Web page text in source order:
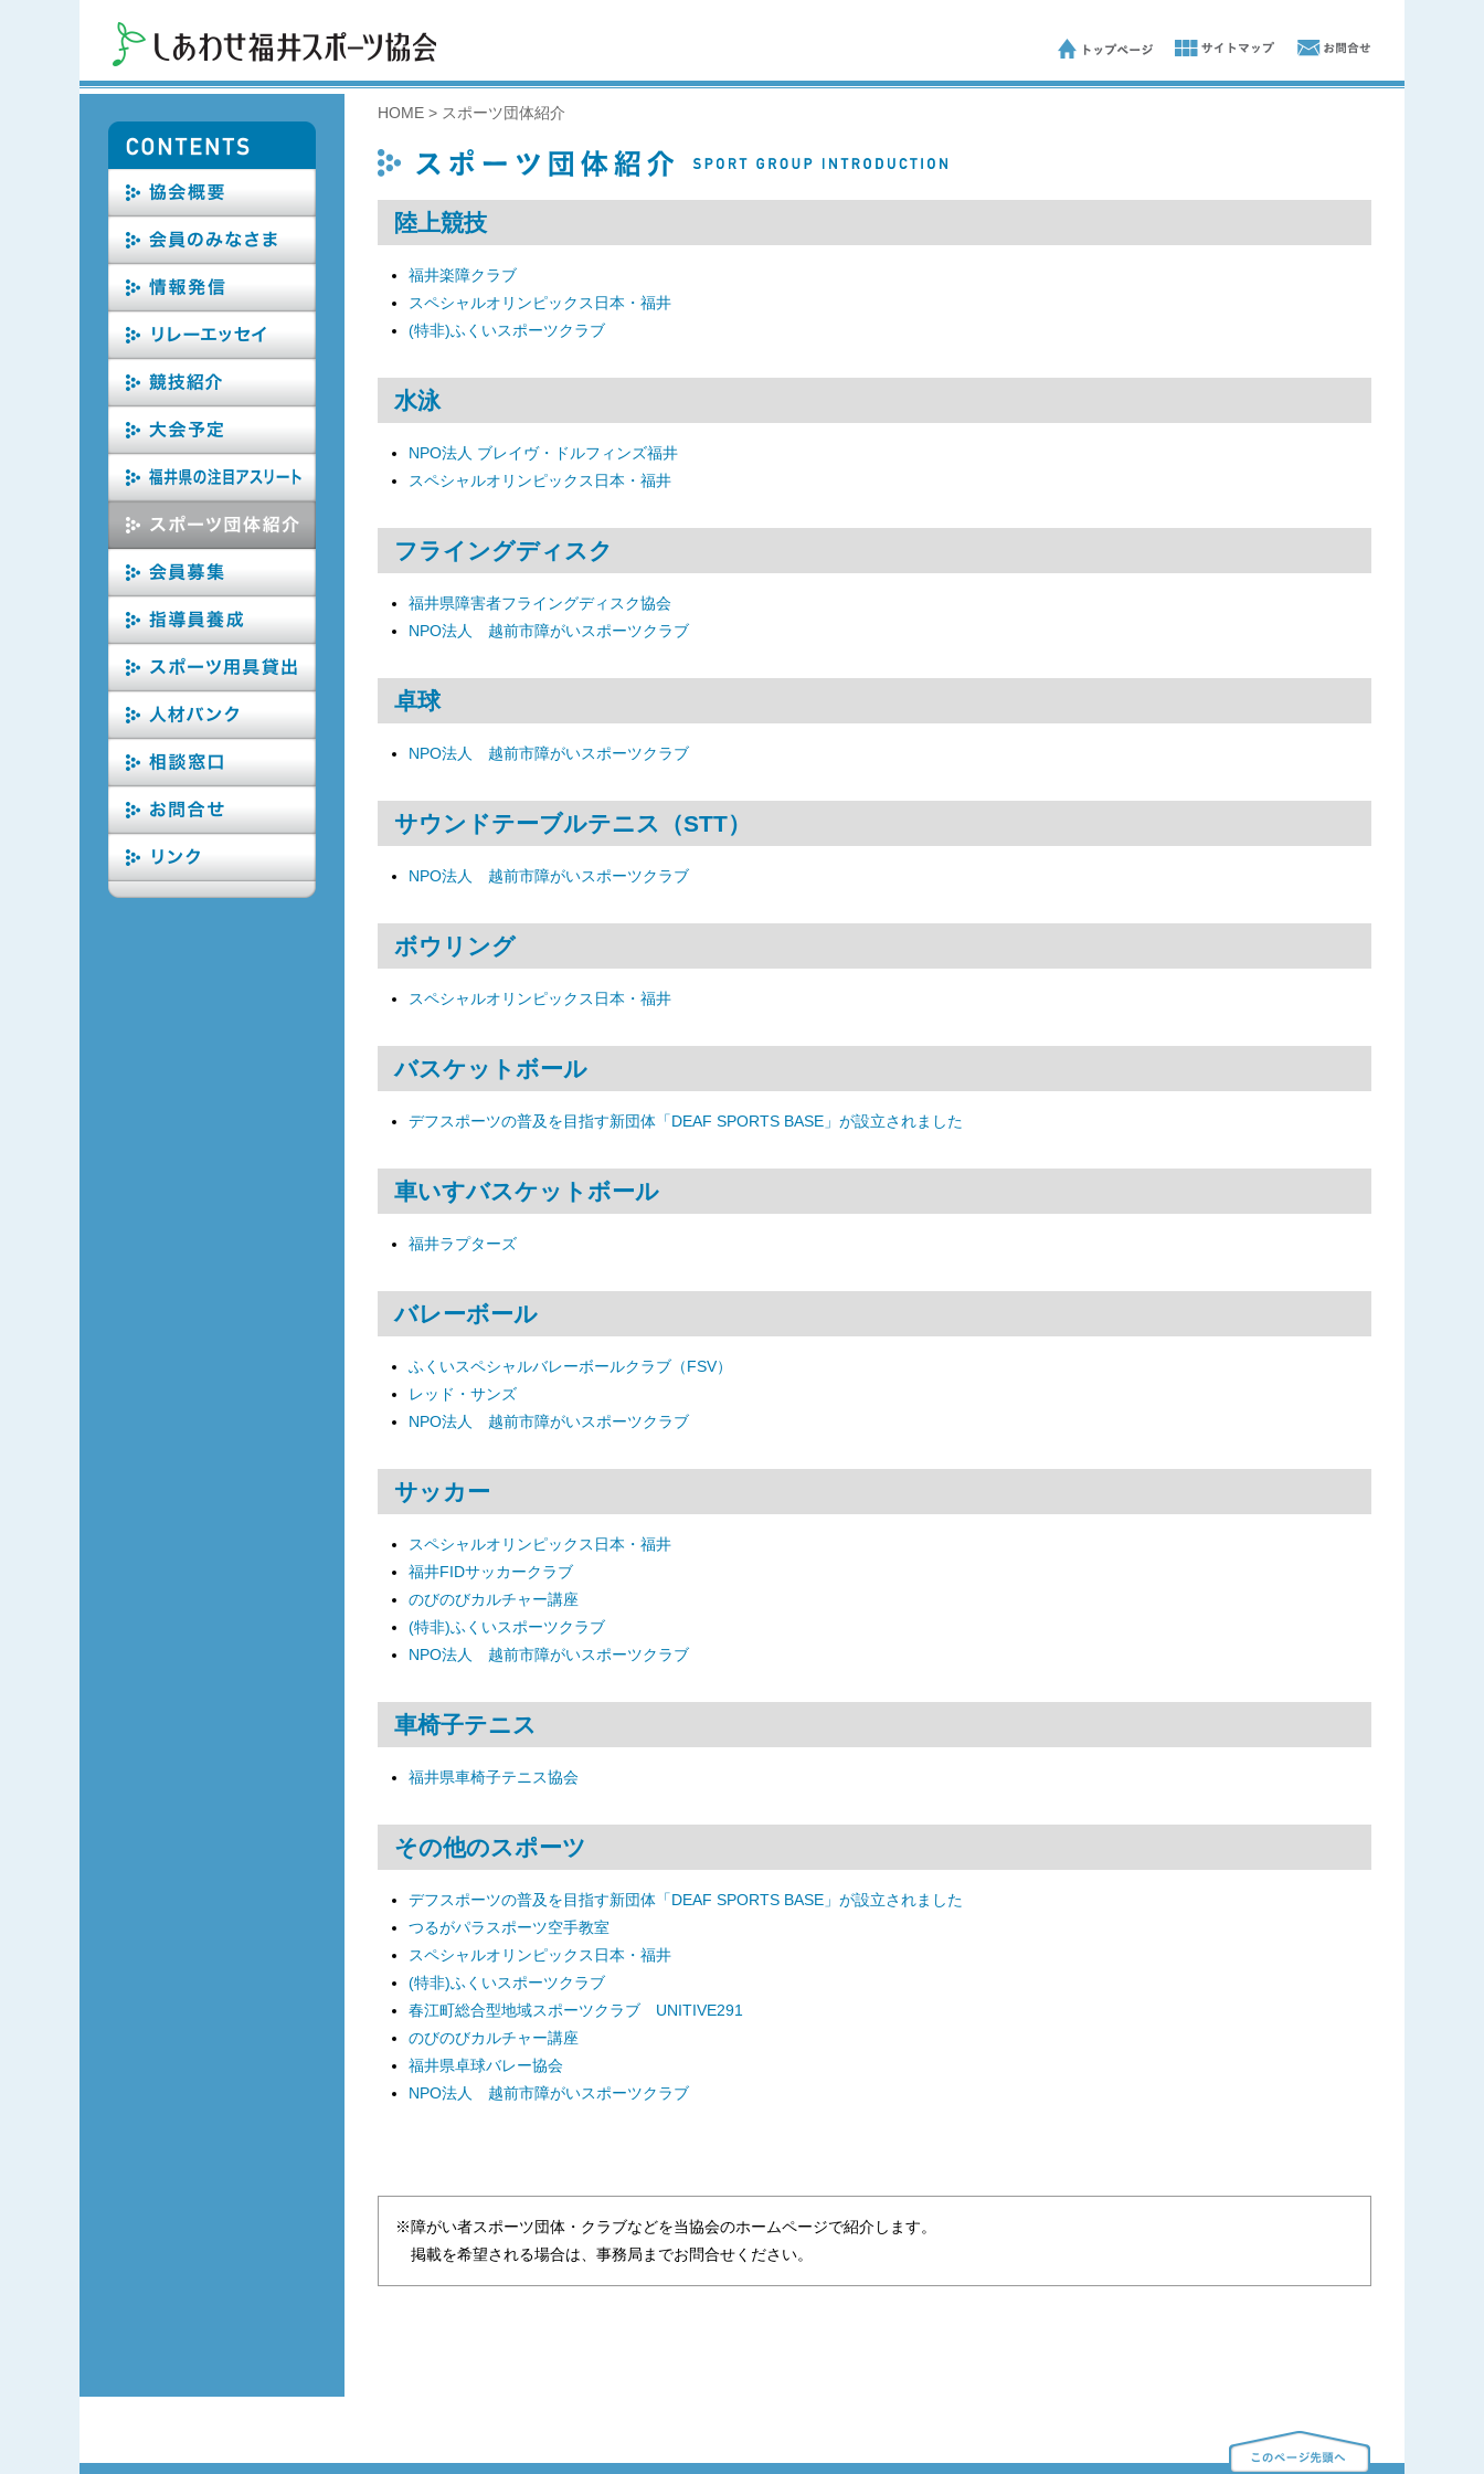
HOME > スポーツ団体紹介
陸上競技
福井楽障クラブ
スペシャルオリンピックス日本・福井
(特非)ふくいスポーツクラブ
水泳
NPO法人 ブレイヴ・ドルフィンズ福井
スペシャルオリンピックス日本・福井
フライングディスク
福井県障害者フライングディスク協会
NPO法人 越前市障がいスポーツクラブ
卓球
NPO法人 越前市障がいスポーツクラブ
サウンドテーブルテニス（STT）
NPO法人 越前市障がいスポーツクラブ
ボウリング
スペシャルオリンピックス日本・福井
バスケットボール
デフスポーツの普及を目指す新団体「DEAF SPORTS BASE」が設立されました
車いすバスケットボール
福井ラプターズ
バレーボール
ふくいスペシャルバレーボールクラブ（FSV）
レッド・サンズ
NPO法人 越前市障がいスポーツクラブ
サッカー
スペシャルオリンピックス日本・福井
福井FIDサッカークラブ
のびのびカルチャー講座
(特非)ふくいスポーツクラブ
NPO法人 越前市障がいスポーツクラブ
車椅子テニス
福井県車椅子テニス協会
その他のスポーツ
デフスポーツの普及を目指す新団体「DEAF SPORTS BASE」が設立されました
つるがパラスポーツ空手教室
スペシャルオリンピックス日本・福井
(特非)ふくいスポーツクラブ
春江町総合型地域スポーツクラブ UNITIVE291
のびのびカルチャー講座
福井県卓球バレー協会
NPO法人 越前市障がいスポーツクラブ
※障がい者スポーツ団体・クラブなどを当協会のホームページで紹介します。
掲載を希望される場合は、事務局までお問合せください。